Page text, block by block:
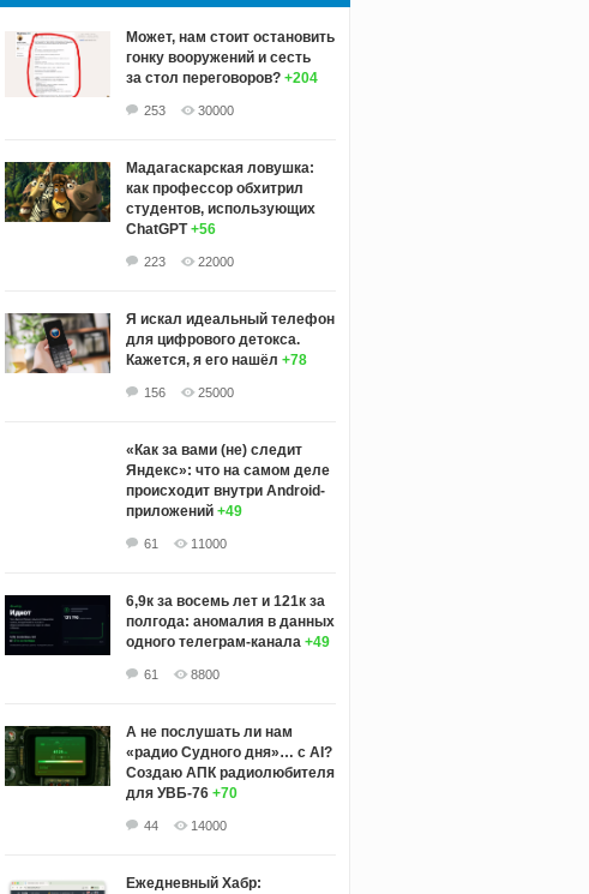
Может, нам стоит остановить
гонку вооружений и сесть
за стол переговоров? +204
253 30000
Мадагаскарская ловушка:
как профессор обхитрил
студентов, использующих
ChatGPT +56
223 22000
Я искал идеальный телефон
для цифрового детокса.
Кажется, я его нашёл +78
156 25000
«Как за вами (не) следит
Яндекс»: что на самом деле
происходит внутри Android-
приложений +49
61 11000
6,9к за восемь лет и 121к за
полгода: аномалия в данных
одного телеграм-канала +49
61 8800
А не послушать ли нам
«радио Судного дня»… с AI?
Создаю АПК радиолюбителя
для УВБ-76 +70
44 14000
Ежедневный Хабр: